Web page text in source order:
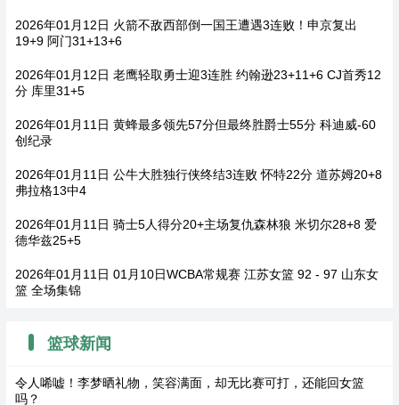
2026年01月12日 火箭不敌西部倒一国王遭遇3连败！申京复出
19+9 阿门31+13+6
2026年01月12日 老鹰轻取勇士迎3连胜 约翰逊23+11+6 CJ首秀12
分 库里31+5
2026年01月11日 黄蜂最多领先57分但最终胜爵士55分 科迪威-60
创纪录
2026年01月11日 公牛大胜独行侠终结3连败 怀特22分 道苏姆20+8
弗拉格13中4
2026年01月11日 骑士5人得分20+主场复仇森林狼 米切尔28+8 爱
德华兹25+5
2026年01月11日 01月10日WCBA常规赛 江苏女篮 92 - 97 山东女
篮 全场集锦
篮球新闻
令人唏嘘！李梦晒礼物，笑容满面，却无比赛可打，还能回女篮
吗？